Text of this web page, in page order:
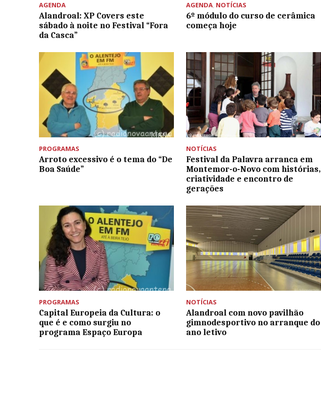
AGENDA
Alandroal: XP Covers este
sábado à noite no Festival “Fora
da Casca”
AGENDA, NOTÍCIAS
6º módulo do curso de cerâmica
começa hoje
PROGRAMAS
Arroto excessivo é o tema do “De
Boa Saúde”
NOTÍCIAS
Festival da Palavra arranca em
Montemor-o-Novo com histórias,
criatividade e encontro de
gerações
PROGRAMAS
Capital Europeia da Cultura: o
que é e como surgiu no
programa Espaço Europa
NOTÍCIAS
Alandroal com novo pavilhão
gimnodesportivo no arranque do
ano letivo